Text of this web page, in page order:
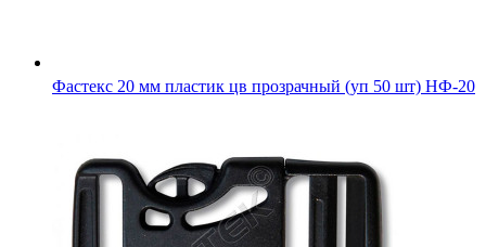
Фастекс 20 мм пластик цв прозрачный (уп 50 шт) НФ-20